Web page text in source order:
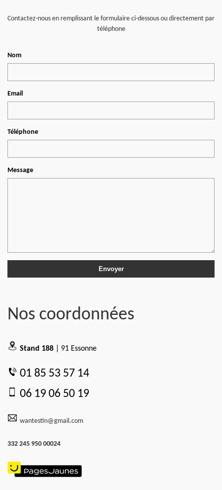
Contactez-nous en remplissant le formulaire ci-dessous ou directement par
téléphone
Nom
Email
Téléphone
Message
Nos coordonnées
Stand 188 | 91 Essonne
01 85 53 57 14
06 19 06 50 19
wantestin@gmail.com
332 245 950 00024